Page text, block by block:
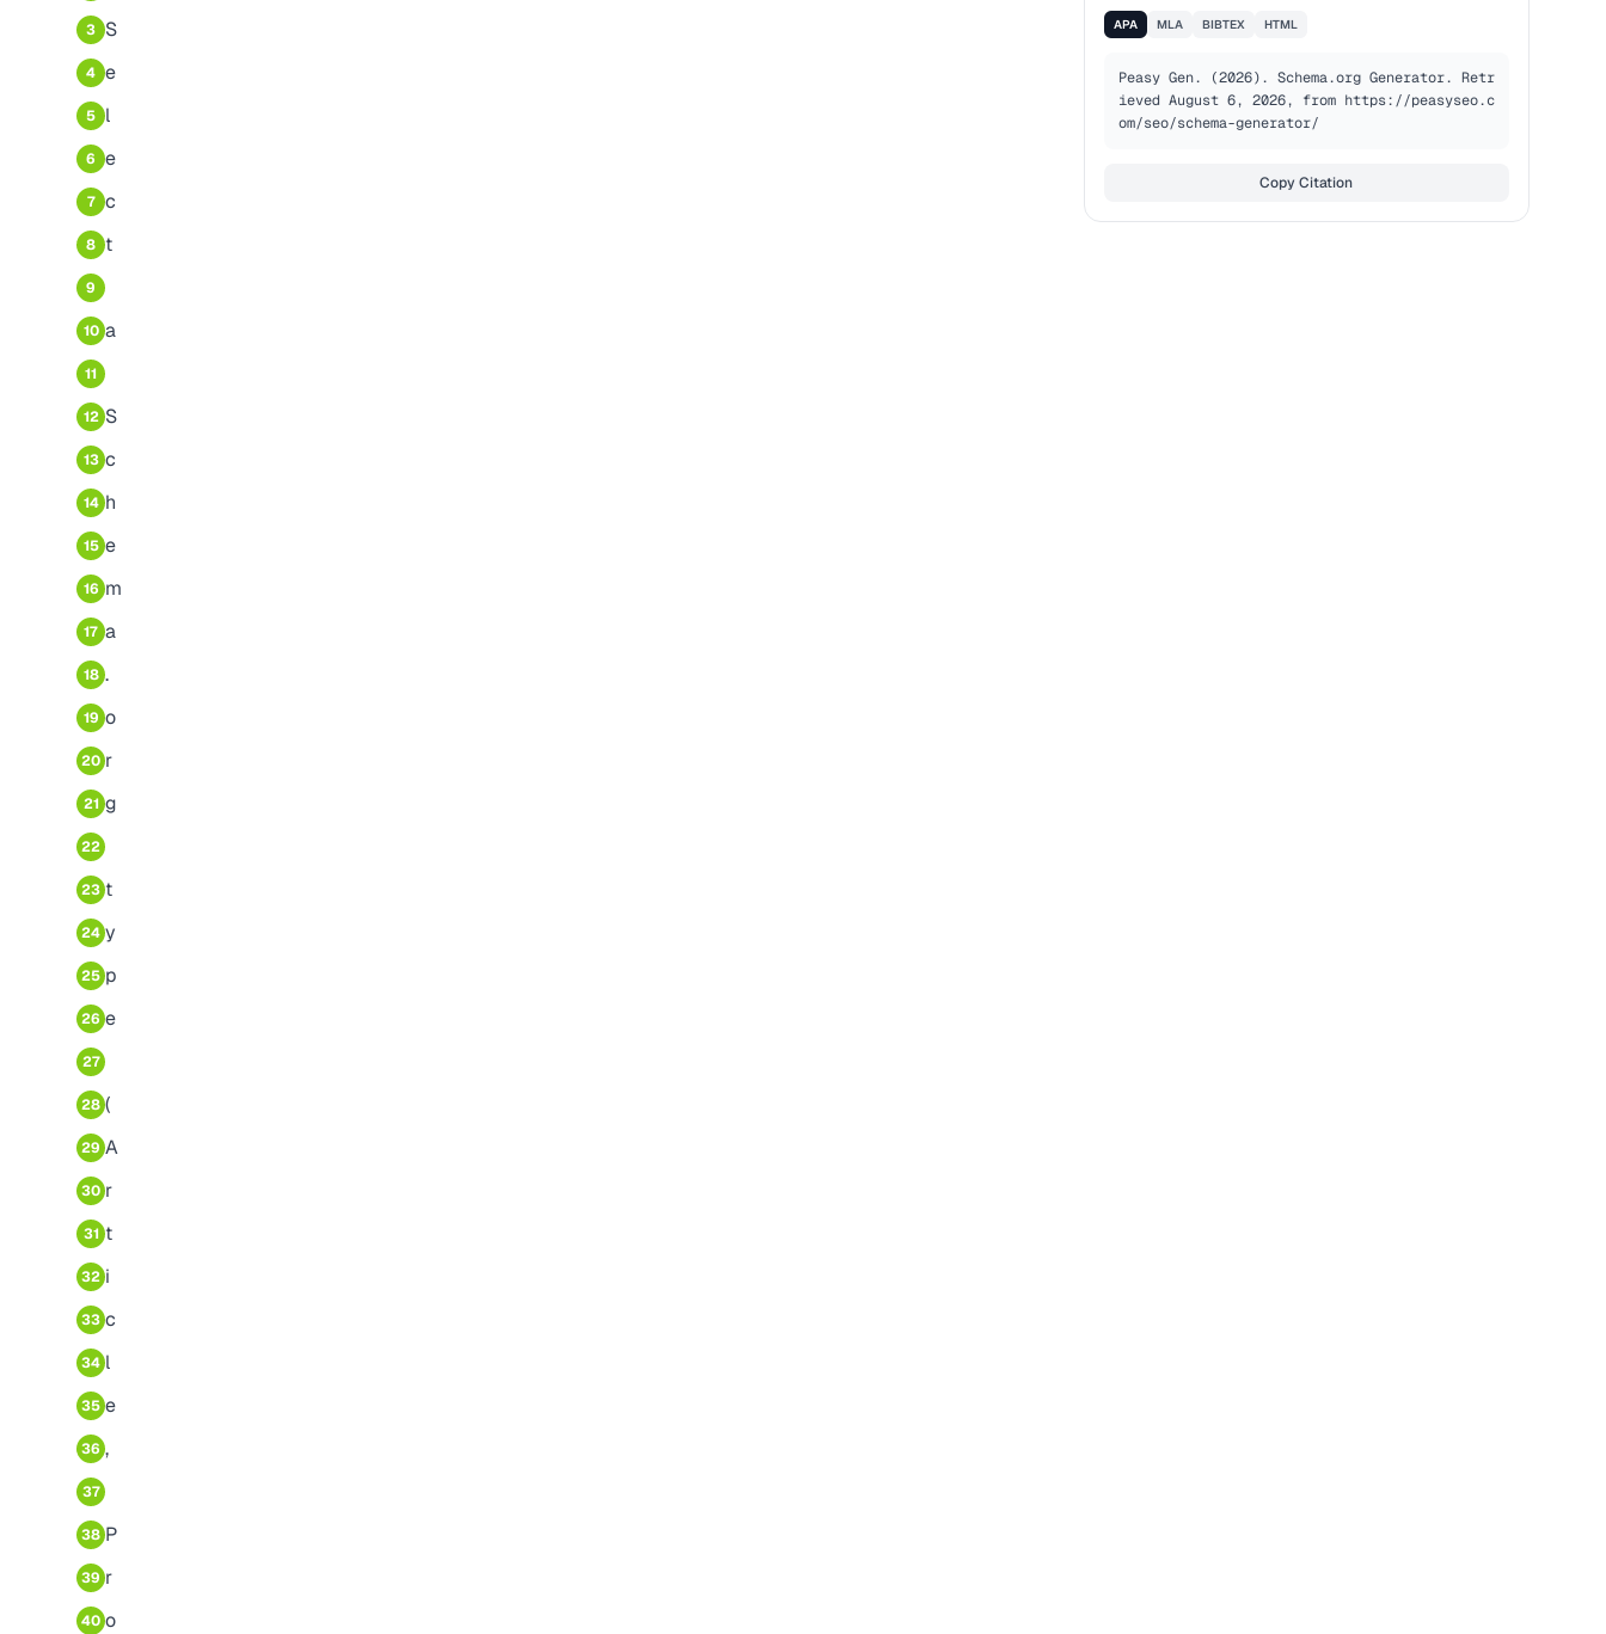
3 S
4 e
5 l
6 e
7 c
8 t
9
10 a
11
12 S
13 c
14 h
15 e
16 m
17 a
18 .
19 o
20 r
21 g
22
23 t
24 y
25 p
26 e
27
28 (
29 A
30 r
31 t
32 i
33 c
34 l
35 e
36 ,
37
38 P
39 r
40 o
APA MLA BIBTEX HTML
Peasy Gen. (2026). Schema.org Generator. Retr
ieved August 6, 2026, from https://peasyseo.c
om/seo/schema-generator/
Copy Citation